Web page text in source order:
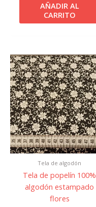
AÑADIR AL
CARRITO
Tela de algodón
Tela de popelín 100%
algodón estampado
flores